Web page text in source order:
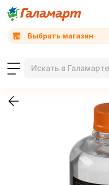
Выбрать магазин